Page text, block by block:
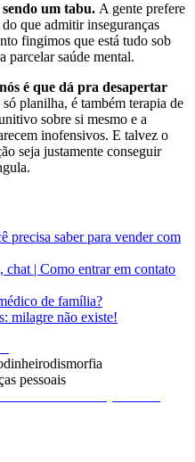
um tabu. A gente prefere
que admitir inseguranças
fingimos que está tudo sob
parcelar saúde mental.
é que dá pra desapertar
planilha, é também terapia de
sobre si mesmo e a
inofensivos. E talvez o
seja justamente conseguir
precisa saber para vender com
chat | Como entrar em contato
de família?
milagre não existe!
dinheirodismorfia
pessoais